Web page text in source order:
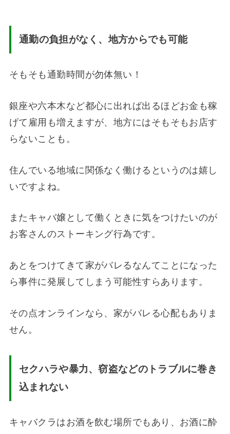
通勤の負担がなく、地方からでも可能
そもそも通勤時間が勿体無い！
銀座や六本木など都心に出れば出るほどお金も稼
げて雇用も増えますが、地方にはそもそもお店す
らないことも。
住んでいる地域に関係なく働けるというのは嬉し
いですよね。
またキャバ嬢として働くときに気をつけたいのが
お客さんのストーキング行為です。
あとをつけてきて家がバレるなんてことになった
ら事件に発展してしまう可能性すらあります。
その点オンラインなら、家がバレる心配もありま
せん。
セクハラや暴力、窃盗などのトラブルに巻き
込まれない
キャバクラはお酒を飲む場所でもあり、お酒に酔